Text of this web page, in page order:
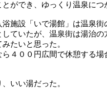
ができ、ゆっくり温泉に
浴施設「いで湯館」は温泉
ていたが、温泉街は湯治
たいと思った。
４００円広間で休憩する
いい湯だった。